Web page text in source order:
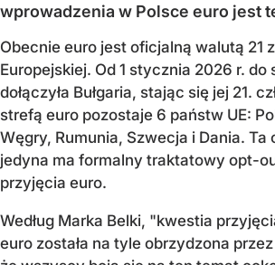
wprowadzenia w Polsce euro jest
Obecnie euro jest oficjalną walutą 21
Europejskiej. Od 1 stycznia 2026 r. do
dołączyła Bułgaria, stając się jej 21.
strefą euro pozostaje 6 państw UE:
Węgry, Rumunia, Szwecja i Dania. Ta
jedyna ma formalny traktatowy opt-
przyjęcia euro.
Według Marka Belki, "kwestia
euro została na tyle obrzydzona